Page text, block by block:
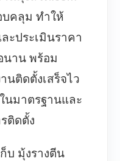
บคลุม ทำให้
ะประเมินราคา
นาน พร้อม
ติดตั้งเสร็จไว
นมาตรฐานและ
ติดตั้ง
บ มุ้งรางตีน